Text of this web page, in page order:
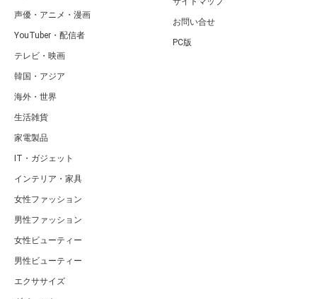
声優・アニメ・漫画
YouTuber・配信者
テレビ・映画
韓国・アジア
海外・世界
生活雑貨
家電製品
IT・ガジェット
インテリア・家具
女性ファッション
男性ファッション
女性ビューティー
男性ビューティー
エクササイズ
お問い合せ
PC版